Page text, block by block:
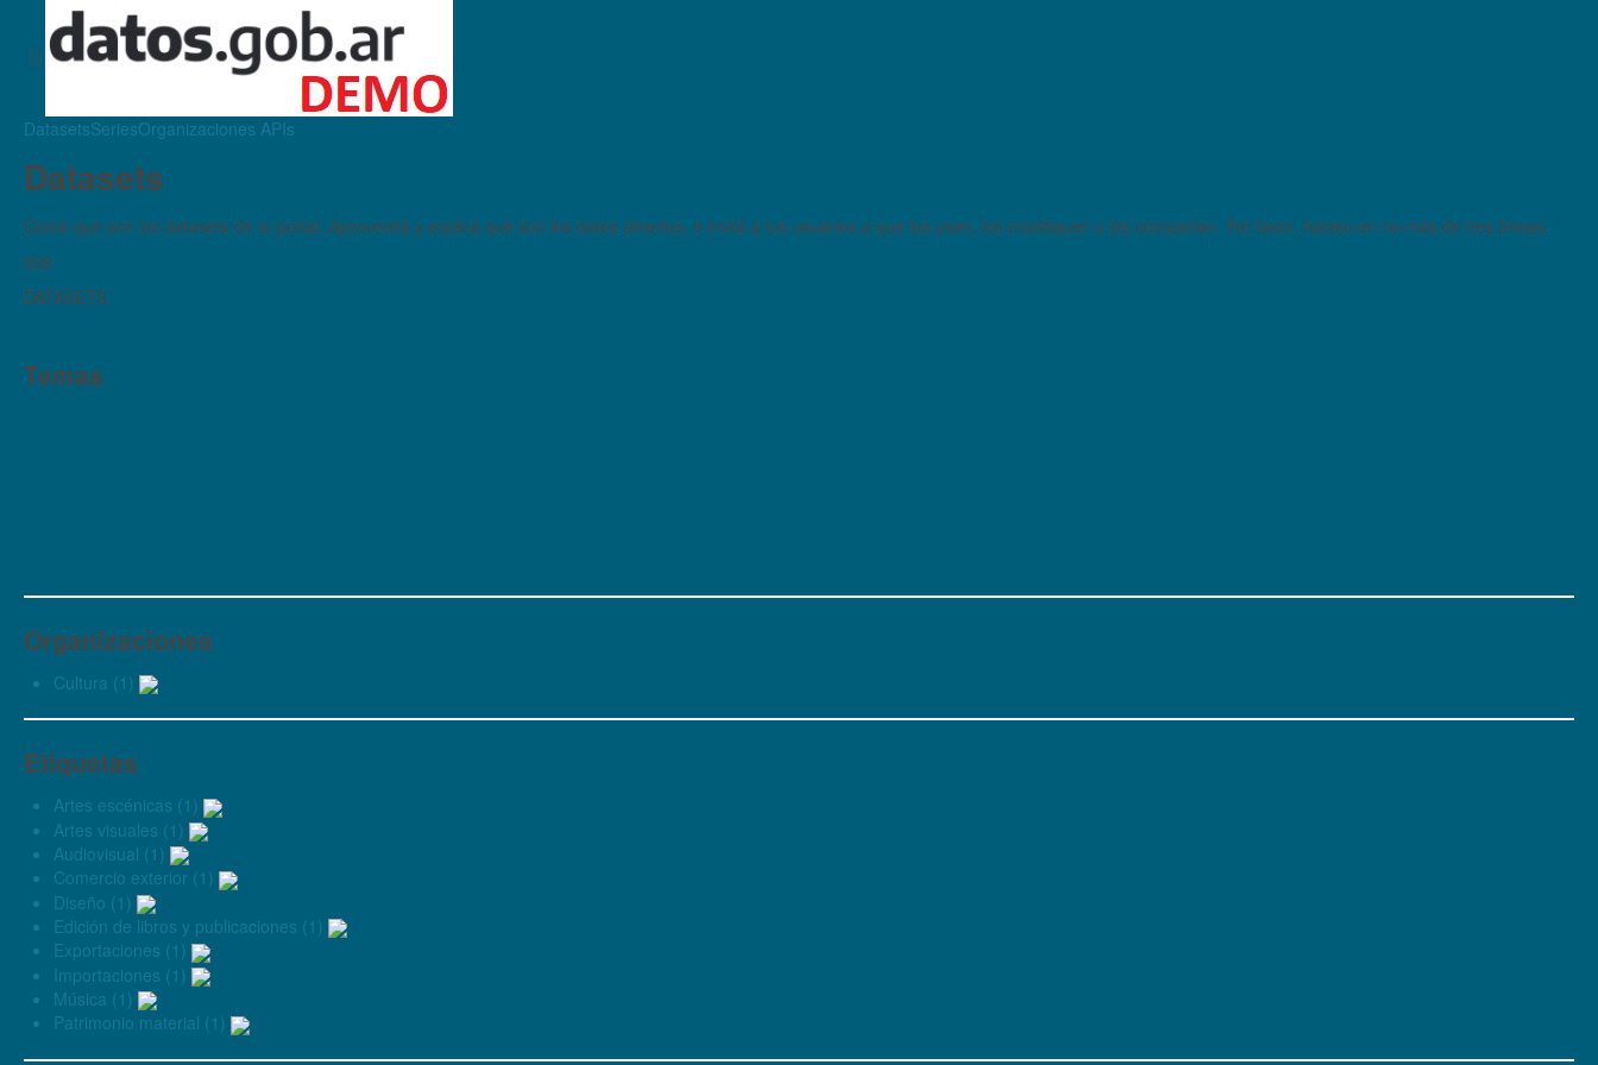
DatasetsSeriesOrganizaciones APIs
Datasets
Contá qué son los datasets de tu portal. Aprovechá y explicá qué son los datos abiertos, e invitá a tus usuarios a que los usen, los modifiquen y los compartan. Por favor, hacelo en no más de tres líneas.
308
DATASETS
Temas
Organizaciones
Cultura (1)
Etiquetas
Artes escénicas (1)
Artes visuales (1)
Audiovisual (1)
Comercio exterior (1)
Diseño (1)
Edición de libros y publicaciones (1)
Exportaciones (1)
Importaciones (1)
Música (1)
Patrimonio material (1)